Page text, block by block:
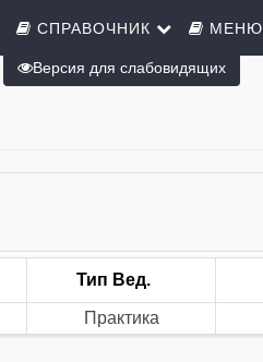
СПРАВОЧНИК МЕНЮ
Тип Вед.
Практика
Версия для слабовидящих